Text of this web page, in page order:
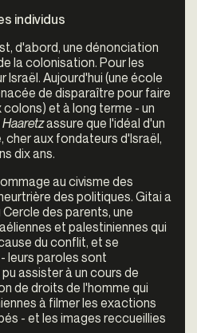
individus
d'abord, une dénonciation
la colonisation. Pour les
Aujourd'hui (une école
de disparaître pour faire
et à long terme - un
Haaretzassure que l'idéal d'un
aux fondateurs d'Israël,
dix ans.
au civisme des
des politiques. Gitai a
des parents, une
et palestiniennes qui
du conflit, et se
leurs paroles sont
assister à un cours de
de droits de l'homme qui
à filmer les exactions
- et les images reccueillies